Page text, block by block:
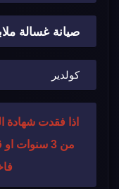
اذا فقدت شهادة
من 3